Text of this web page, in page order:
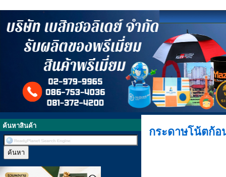
ค้นหาสินค้า
กระดาษโน้ตก้อ